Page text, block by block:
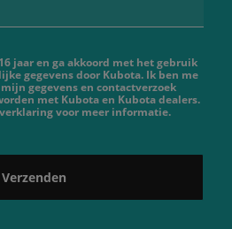
jaar en ga akkoord met het gebruik
gegevens door Kubota. Ik ben me
gegevens en contactverzoek
met Kubota en Kubota dealers.
voor meer informatie.
Verzenden